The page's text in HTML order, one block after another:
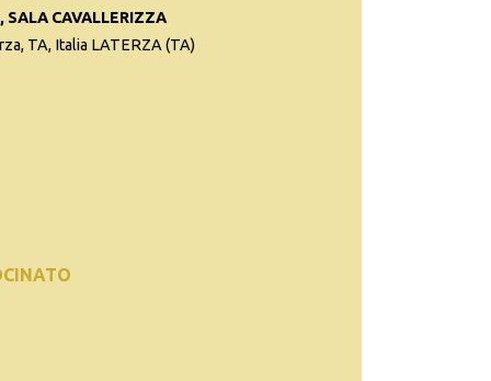
SALA CAVALLERIZZA
TA, Italia LATERZA (TA)